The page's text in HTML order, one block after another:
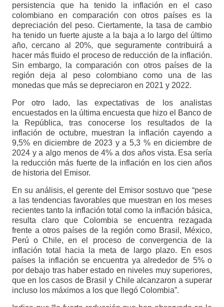
persistencia que ha tenido la inflación en el caso
colombiano en comparación con otros países es la
depreciación del peso. Ciertamente, la tasa de cambio
ha tenido un fuerte ajuste a la baja a lo largo del último
año, cercano al 20%, que seguramente contribuirá a
hacer más fluido el proceso de reducción de la inflación.
Sin embargo, la comparación con otros países de la
región deja al peso colombiano como una de las
monedas que más se depreciaron en 2021 y 2022.
Por otro lado, las expectativas de los analistas
encuestados en la última encuesta que hizo el Banco de
la República, tras conocerse los resultados de la
inflación de octubre, muestran la inflación cayendo a
9,5% en diciembre de 2023 y a 5,3 % en diciembre de
2024 y a algo menos de 4% a dos años vista. Esa sería
la reducción más fuerte de la inflación en los cien años
de historia del Emisor.
En su análisis, el gerente del Emisor sostuvo que “pese
a las tendencias favorables que muestran en los meses
recientes tanto la inflación total como la inflación básica,
resulta claro que Colombia se encuentra rezagada
frente a otros países de la región como Brasil, México,
Perú o Chile, en el proceso de convergencia de la
inflación total hacia la meta de largo plazo. En esos
países la inflación se encuentra ya alrededor de 5% o
por debajo tras haber estado en niveles muy superiores,
que en los casos de Brasil y Chile alcanzaron a superar
incluso los máximos a los que llegó Colombia”.